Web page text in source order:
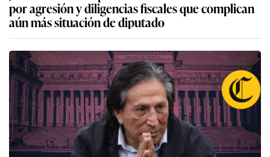
por agresión y diligencias fiscales que complican
aún más situación de diputado